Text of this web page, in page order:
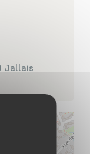
Jallais